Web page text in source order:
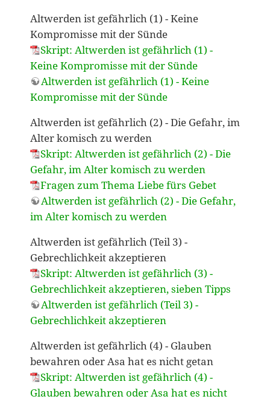
Altwerden ist gefährlich (1) - Keine
Kompromisse mit der Sünde
Skript: Altwerden ist gefährlich (1) -
Keine Kompromisse mit der Sünde
Altwerden ist gefährlich (1) - Keine
Kompromisse mit der Sünde
Altwerden ist gefährlich (2) - Die Gefahr, im
Alter komisch zu werden
Skript: Altwerden ist gefährlich (2) - Die
Gefahr, im Alter komisch zu werden
Fragen zum Thema Liebe fürs Gebet
Altwerden ist gefährlich (2) - Die Gefahr,
im Alter komisch zu werden
Altwerden ist gefährlich (Teil 3) -
Gebrechlichkeit akzeptieren
Skript: Altwerden ist gefährlich (3) -
Gebrechlichkeit akzeptieren, sieben Tipps
Altwerden ist gefährlich (Teil 3) -
Gebrechlichkeit akzeptieren
Altwerden ist gefährlich (4) - Glauben
bewahren oder Asa hat es nicht getan
Skript: Altwerden ist gefährlich (4) -
Glauben bewahren oder Asa hat es nicht